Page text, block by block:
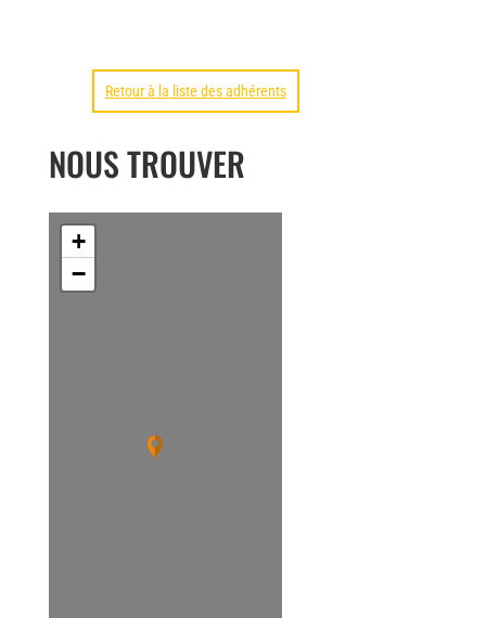
Retour à la liste des adhérents
NOUS TROUVER
+
−